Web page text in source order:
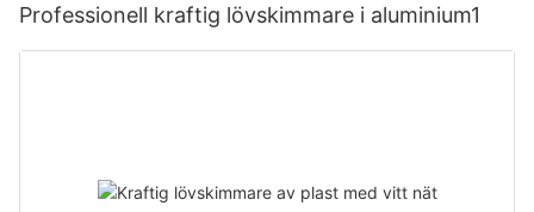
Professionell kraftig lövskimmare i aluminium1